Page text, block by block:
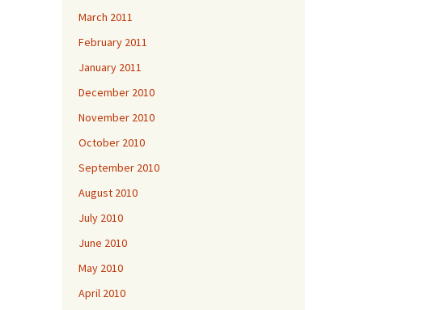
March 2011
February 2011
January 2011
December 2010
November 2010
October 2010
September 2010
August 2010
July 2010
June 2010
May 2010
April 2010